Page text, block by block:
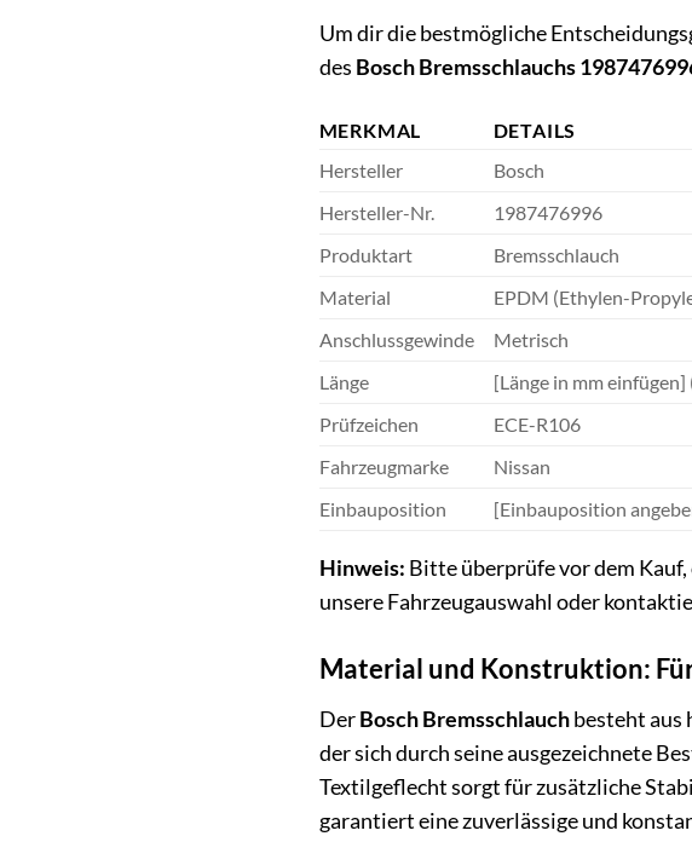
Um dir die bestmögliche
des Bosch Bremsschlauchs
MERKMAL
DETAILS
Hersteller
Bosch
Hersteller-Nr.
1987476996
Produktart
Bremsschlauch
Material
EPDM (Ethylen-
Anschlussgewinde
Metrisch
Länge
[Länge in mm
Prüfzeichen
ECE-R106
Fahrzeugmarke
Nissan
Einbauposition
[Einbauposition
Hinweis: Bitte überprüfe vor dem
unsere Fahrzeugauswahl oder
Material und Konstruktion:
DerBosch Bremsschlauchbesteht aus
der sich durch seine ausgezeichnete
Textilgeflecht sorgt für zusätzliche
garantiert eine zuverlässige und